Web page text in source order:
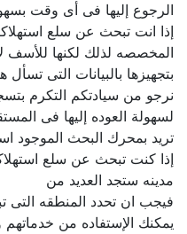
الرجوع إليها فى أى وقت
إذا انت تبحث عن سلع
المخصصه لذلك لكنها للأسف
بتجهيزها بالبيانات التى تسأل
نرجو من سيادتكم التكرم
لسهولة العوده إليها فى
تريد بمحرك البحث الموجود
إذا كنت تبحث عن سلع
مدينه ستجد العديد من
فيجب ان تحدد المنطقه التى
يمكنك الإستفاده من خدماتهم